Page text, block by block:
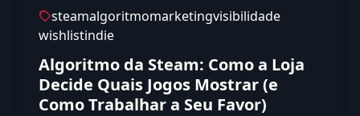
steamalgoritmomarketingvisibilidade
wishlistindie
Algoritmo da Steam: Como a Loja
Decide Quais Jogos Mostrar (e
Como Trabalhar a Seu Favor)